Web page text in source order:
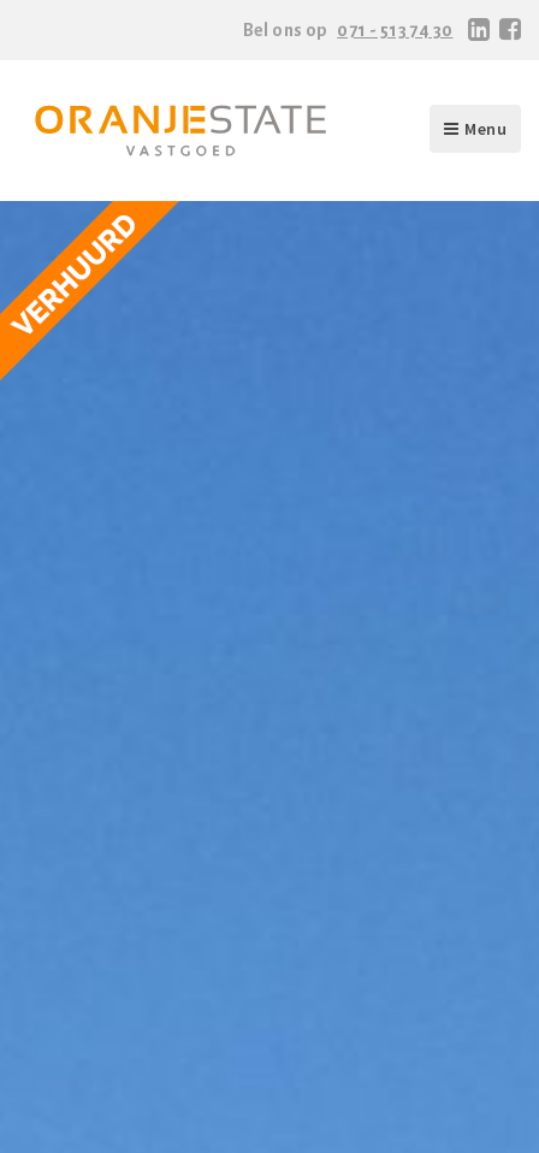
Bel ons op 071 - 513 74 30
Menu